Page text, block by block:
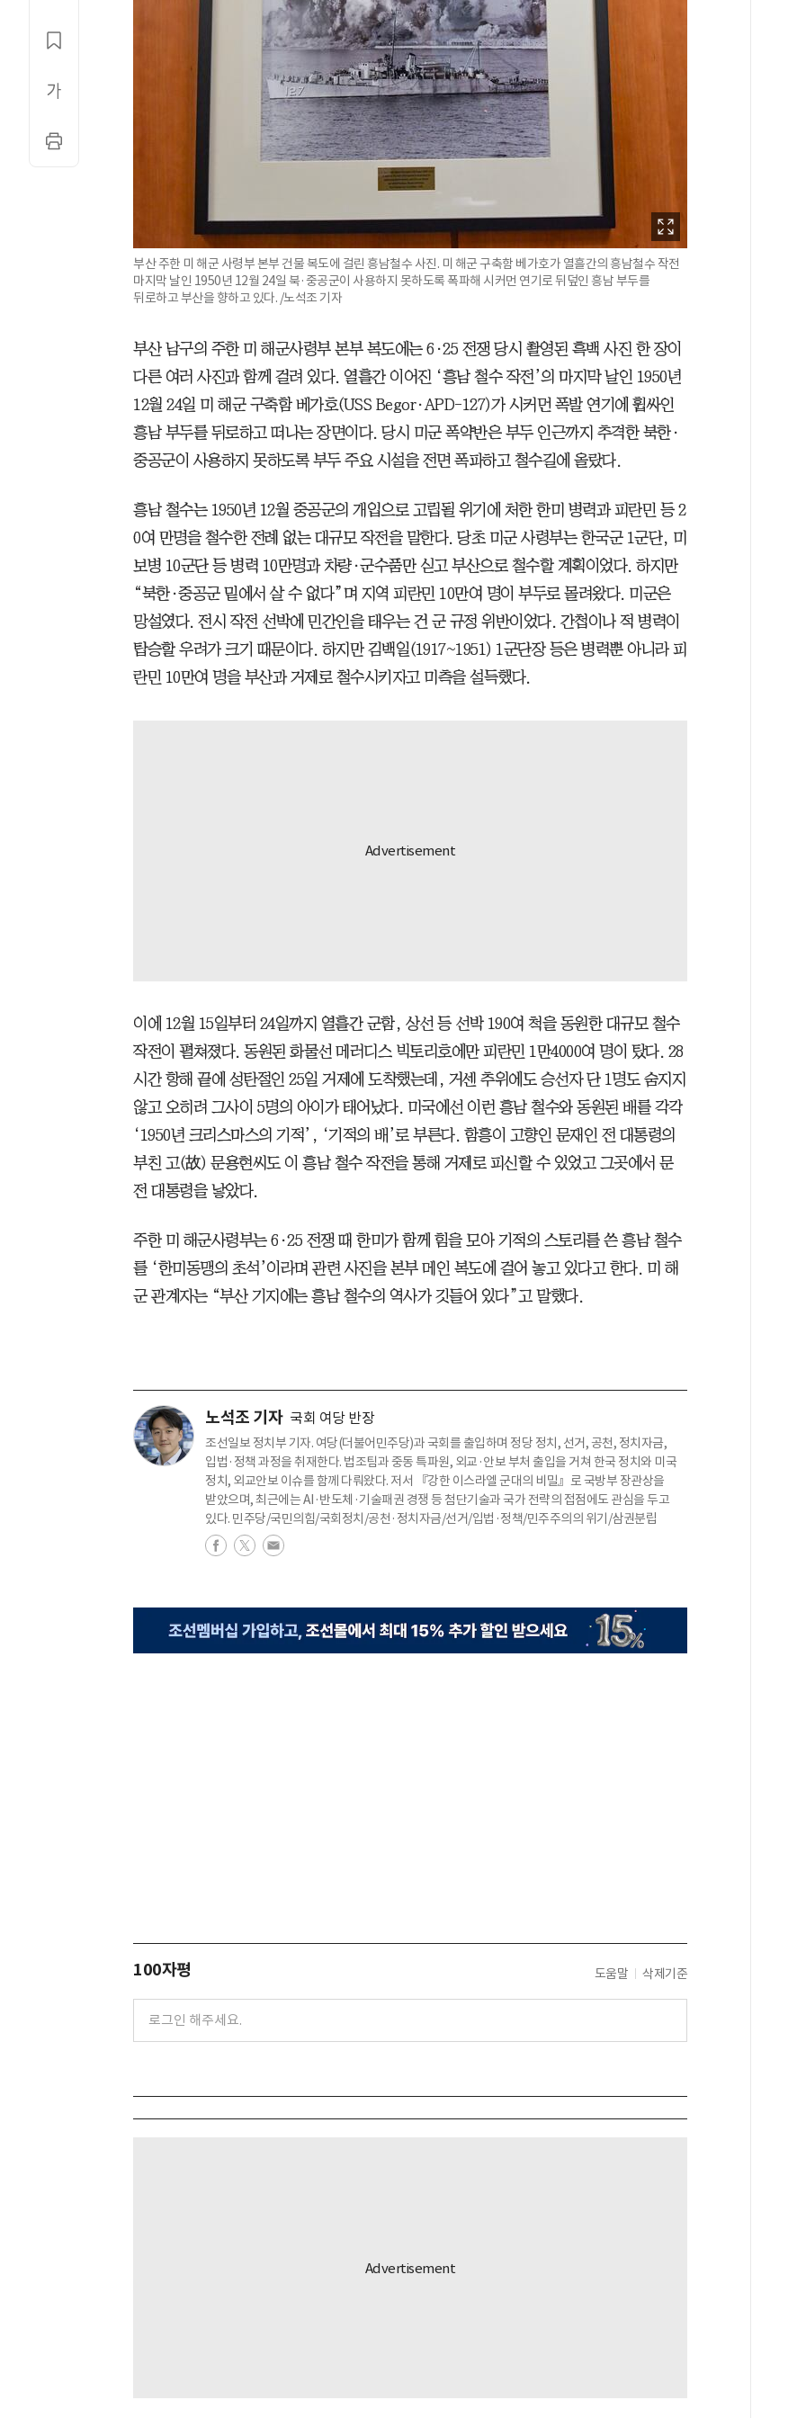
부산 주한 미 해군 사령부 본부 건물 복도에 걸린 흥남철수 사진. 미 해군 구축함 베가호가 열흘간의 흥남철수 작전
마지막 날인 1950년 12월 24일 북·중공군이 사용하지 못하도록 폭파해 시커먼 연기로 뒤덮인 흥남 부두를
뒤로하고 부산을 향하고 있다. /노석조 기자
부산 남구의 주한 미 해군사령부 본부 복도에는 6·25 전쟁 당시 촬영된 흑백 사진 한 장이
다른 여러 사진과 함께 걸려 있다. 열흘간 이어진 ‘흥남 철수 작전’의 마지막 날인 1950년
12월 24일 미 해군 구축함 베가호(USS Begor·APD-127)가 시커먼 폭발 연기에 휩싸인
흥남 부두를 뒤로하고 떠나는 장면이다. 당시 미군 폭약반은 부두 인근까지 추격한 북한·
중공군이 사용하지 못하도록 부두 주요 시설을 전면 폭파하고 철수길에 올랐다.
흥남 철수는 1950년 12월 중공군의 개입으로 고립될 위기에 처한 한미 병력과 피란민 등 2
0여 만명을 철수한 전례 없는 대규모 작전을 말한다. 당초 미군 사령부는 한국군 1군단, 미
보병 10군단 등 병력 10만명과 차량·군수품만 싣고 부산으로 철수할 계획이었다. 하지만
“북한·중공군 밑에서 살 수 없다”며 지역 피란민 10만여 명이 부두로 몰려왔다. 미군은
망설였다. 전시 작전 선박에 민간인을 태우는 건 군 규정 위반이었다. 간첩이나 적 병력이
탑승할 우려가 크기 때문이다. 하지만 김백일(1917~1951) 1군단장 등은 병력뿐 아니라 피
란민 10만여 명을 부산과 거제로 철수시키자고 미측을 설득했다.
이에 12월 15일부터 24일까지 열흘간 군함, 상선 등 선박 190여 척을 동원한 대규모 철수
작전이 펼쳐졌다. 동원된 화물선 메러디스 빅토리호에만 피란민 1만4000여 명이 탔다. 28
시간 항해 끝에 성탄절인 25일 거제에 도착했는데, 거센 추위에도 승선자 단 1명도 숨지지
않고 오히려 그사이 5명의 아이가 태어났다. 미국에선 이런 흥남 철수와 동원된 배를 각각
‘1950년 크리스마스의 기적’, ‘기적의 배’로 부른다. 함흥이 고향인 문재인 전 대통령의
부친 고(故) 문용현씨도 이 흥남 철수 작전을 통해 거제로 피신할 수 있었고 그곳에서 문
전 대통령을 낳았다.
주한 미 해군사령부는 6·25 전쟁 때 한미가 함께 힘을 모아 기적의 스토리를 쓴 흥남 철수
를 ‘한미동맹의 초석’이라며 관련 사진을 본부 메인 복도에 걸어 놓고 있다고 한다. 미 해
군 관계자는 “부산 기지에는 흥남 철수의 역사가 깃들어 있다”고 말했다.
노석조 기자 국회 여당 반장
조선일보 정치부 기자. 여당(더불어민주당)과 국회를 출입하며 정당 정치, 선거, 공천, 정치자금,
입법·정책 과정을 취재한다. 법조팀과 중동 특파원, 외교·안보 부처 출입을 거쳐 한국 정치와 미국
정치, 외교안보 이슈를 함께 다뤄왔다. 저서 『강한 이스라엘 군대의 비밀』로 국방부 장관상을
받았으며, 최근에는 AI·반도체·기술패권 경쟁 등 첨단기술과 국가 전략의 접점에도 관심을 두고
있다. 민주당/국민의힘/국회정치/공천·정치자금/선거/입법·정책/민주주의의 위기/삼권분립
100자평 도움말 삭제기준